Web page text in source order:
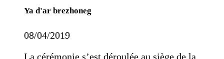
Ya d'ar brezhoneg
08/04/2019
La cérémonie s’est déroulée au siège de la